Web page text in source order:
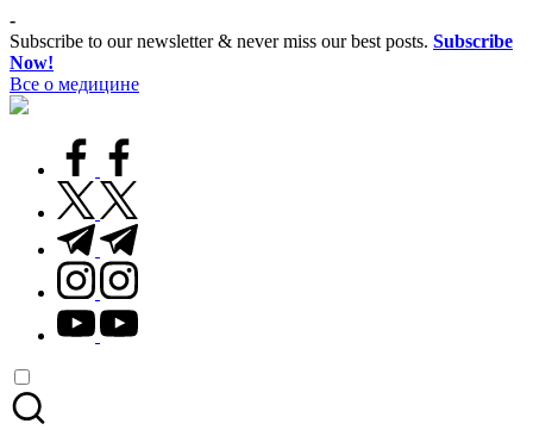
Перейти
к
содержимому
-
Subscribe to our newsletter & never miss our best posts. Subscribe
Now!
Все о медицине
Лечитесь
facebook.com
twitter.com
t.me
instagram.com
youtube.com